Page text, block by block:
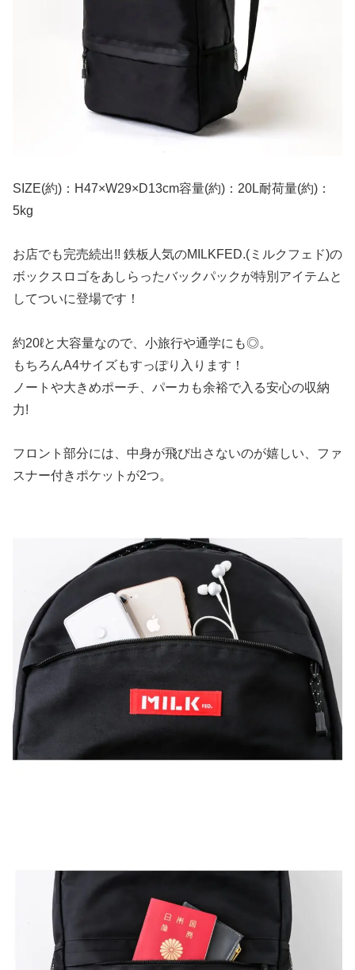
SIZE(約)：H47×W29×D13cm容量(約)：20L耐荷量(約)：
5kg
お店でも完売続出!! 鉄板人気のMILKFED.(ミルクフェド)の
ボックスロゴをあしらったバックパックが特別アイテムと
してついに登場です！
約20ℓと大容量なので、小旅行や通学にも◎。
もちろんA4サイズもすっぽり入ります！
ノートや大きめポーチ、パーカも余裕で入る安心の収納
力!
フロント部分には、中身が飛び出さないのが嬉しい、ファ
スナー付きポケットが2つ。